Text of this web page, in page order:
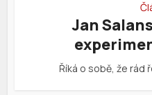
Jan
Říká o sobě, že rád